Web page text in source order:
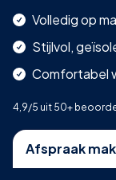
Volledig op
Stijlvol,
Comfortabel
4,9/5 uit 50+
Afspraak